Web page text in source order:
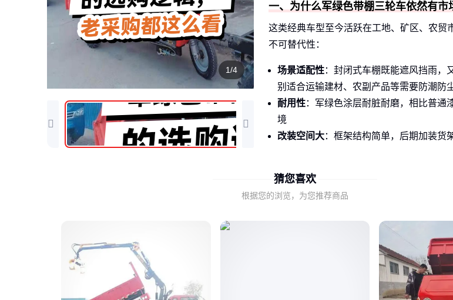
1/4
一、为什么军绿色带棚三轮车依然有市
这类经典车型至今活跃在工地、矿区、农贸
不可替代性：
场景适配性：封闭式车棚既能遮风挡雨，
别适合运输建材、农副产品等需要防潮防
耐用性：军绿色涂层耐脏耐磨，相比普通
境
改装空间大：框架结构简单，后期加装货
尤其在城乡接合部和小型工程现场，这种兼
车型仍是短途运输的主力。
二、军绿色带棚三轮车的核心价值在哪
这类车型的核心优势不在于参数，而在于解
：带棚设计让雨天照常运输，
：军绿色在野外或工地不易显脏，
猜您喜欢
根据您的浏览，为您推荐商品